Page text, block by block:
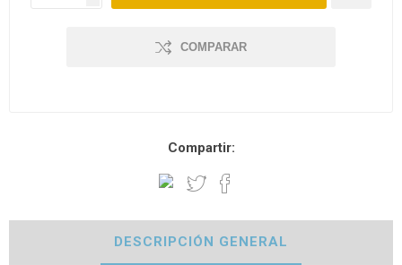
COMPARAR
Compartir:
DESCRIPCIÓN GENERAL